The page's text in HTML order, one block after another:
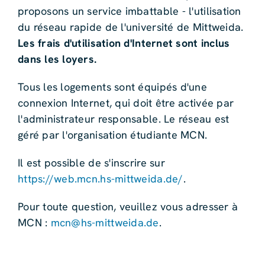
proposons un service imbattable - l'utilisation
du réseau rapide de l'université de Mittweida.
Les frais d'utilisation d'Internet sont inclus
dans les loyers.
Tous les logements sont équipés d'une
connexion Internet, qui doit être activée par
l'administrateur responsable. Le réseau est
géré par l'organisation étudiante MCN.
Il est possible de s'inscrire sur
https://web.mcn.hs-mittweida.de/.
Pour toute question, veuillez vous adresser à
MCN : mcn@hs-mittweida.de.